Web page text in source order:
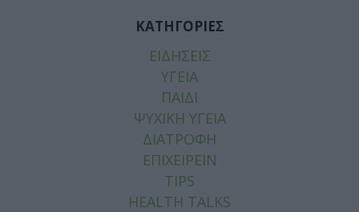
ΚΑΤΗΓΟΡΙΕΣ
ΕΙΔΗΣΕΙΣ
ΥΓΕΙΑ
ΠΑΙΔΙ
ΨΥΧΙΚΗ ΥΓΕΙΑ
ΔΙΑΤΡΟΦΗ
ΕΠΙΧΕΙΡΕΙΝ
TIPS
HEALTH TALKS